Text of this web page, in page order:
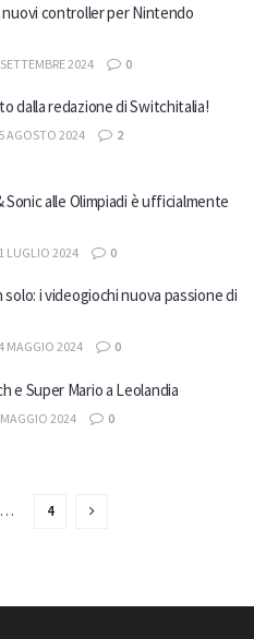
controller per Nintendo
2024 0
dalla redazione di Switchitalia!
AGOSTO 2024 2
Sonic alle Olimpiadi è ufficialmente
LUGLIO 2024 0
i videogiochi nuova passione di
MAGGIO 2024 0
e Super Mario a Leolandia
2024 0
… 4